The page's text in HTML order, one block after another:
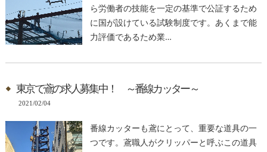
ら労働者の技能を一定の基準で公証するため
に国が設けている試験制度です。あくまで能
力評価であるため業…
東京で鳶の求人募集中！ ～番線カッター～
2021/02/04
番線カッターも鳶にとって、重要な道具の一
つです。鳶職人がクリッパーと呼ぶこの道具